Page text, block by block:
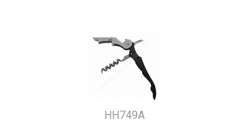
HH749A